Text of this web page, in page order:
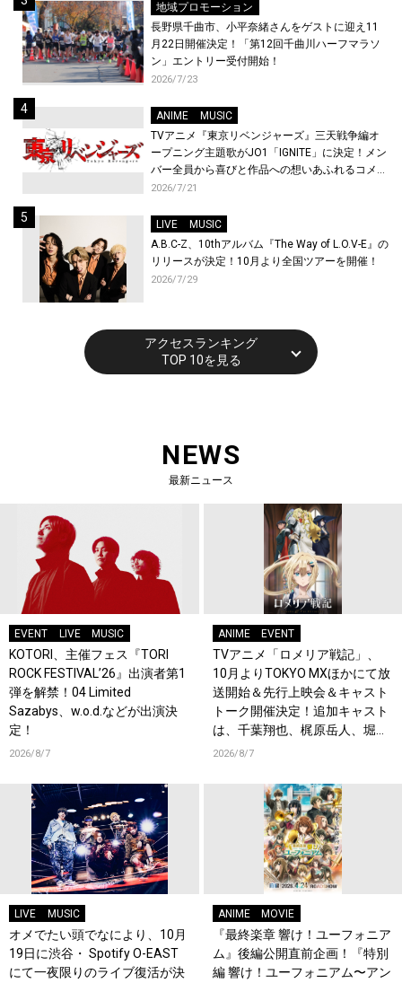
地域プロモーション
長野県千曲市、小平奈緒さんをゲストに迎え11
月22日開催決定！「第12回千曲川ハーフマラソ
ン」エントリー受付開始！
2026/7/23
ANIME
MUSIC
TVアニメ『東京リベンジャーズ』三天戦争編オ
ープニング主題歌がJO1「IGNITE」に決定！メン
バー全員から喜びと作品への想いあふれるコメン
トが到着！9月に東京・大阪で先行上映会を開
2026/7/21
LIVE
MUSIC
A.B.C-Z、10thアルバム『The Way of L.O.V-E』の
リリースが決定！10月より全国ツアーを開催！
2026/7/29
アクセスランキング
TOP 10を見る
NEWS
最新ニュース
EVENT LIVE MUSIC
KOTORI、主催フェス『TORI
ROCK FESTIVAL’26』出演者第1
弾を解禁！04 Limited
Sazabys、w.o.d.などが出演決
定！
2026/8/7
ANIME EVENT
TVアニメ「ロメリア戦記」、
10月よりTOKYO MXほかにて放
送開始＆先行上映会＆キャスト
トーク開催決定！追加キャスト
は、千葉翔也、梶原岳人、堀江
瞬、綿貫竜之介！PV第1弾公
2026/8/7
LIVE MUSIC
オメでたい頭でなにより、10月
19日に渋谷・ Spotify O-EAST
にて一夜限りのライブ復活が決
ANIME MOVIE
『最終楽章 響け！ユーフォニア
ム』後編公開直前企画！『特別
編 響け！ユーフォニアム〜アン